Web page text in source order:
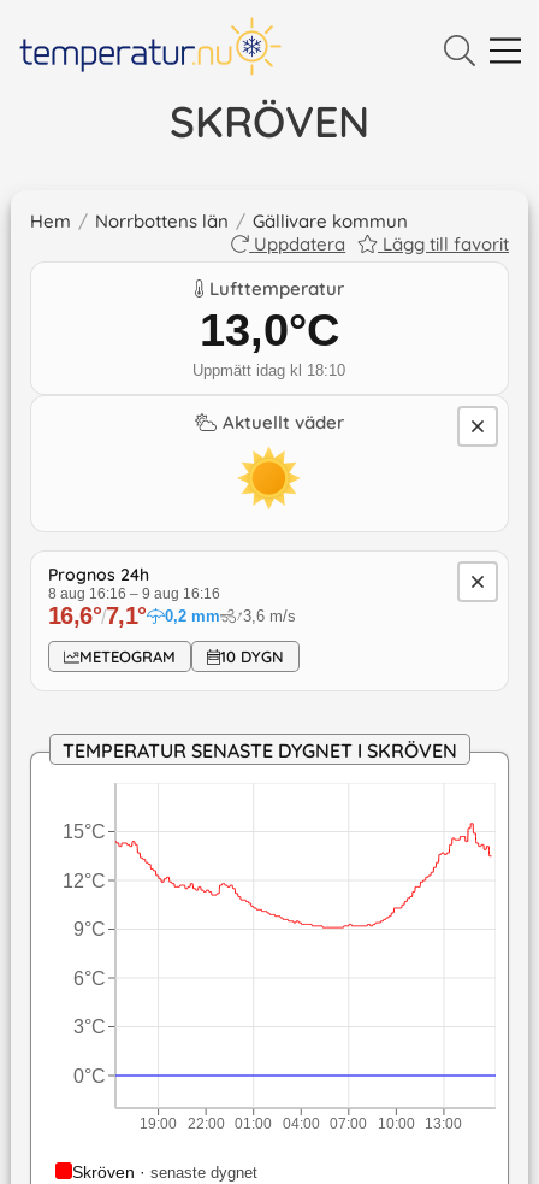
SKRÖVEN
Hem / Norrbottens län / Gällivare kommun
Uppdatera
Lägg till favorit
Lufttemperatur
13,0°C
Uppmätt idag kl 18:10
Aktuellt väder
Prognos 24h
8 aug 16:16 – 9 aug 16:16
16,6°/7,1° 0,2mm ↓3,6m/s
METEOGRAM 10 DYGN
TEMPERATUR SENASTE DYGNET I SKRÖVEN
19:00 22:00 01:00 04:00 07:00 10:00 13:00
0°C
3°C
6°C
9°C
12°C
15°C
Skröven · senaste dygnet